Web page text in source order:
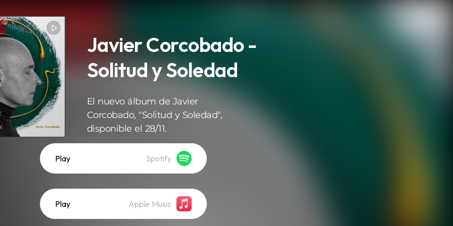
Javier Corcobado -
Solitud y Soledad
El nuevo álbum de Javier
Corcobado, "Solitud y Soledad",
disponible el 28/11.
Play Spotify
Play Apple Music